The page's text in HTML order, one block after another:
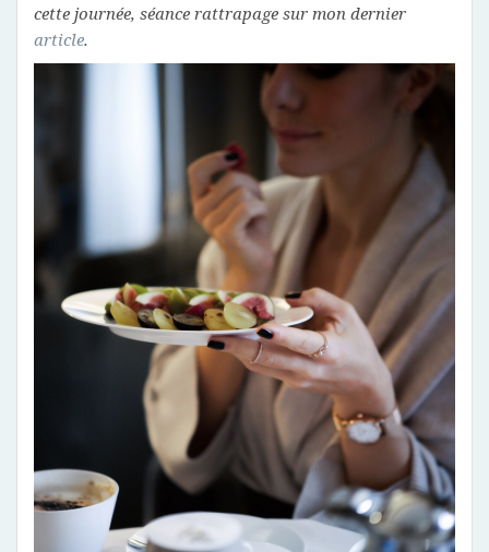
cette journée, séance rattrapage sur mon dernier
article.